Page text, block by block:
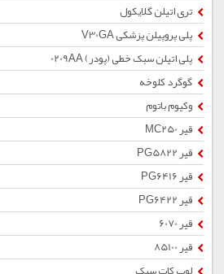
تری اتیلن گلایکول
پلی پروپیلن پزشکی V30GA
پلی اتیلن سبک خطی (پودر) 0209AA
گوگرد کلوخه
وکیوم باتوم
قیر MC250
قیر PG5822
قیر PG6416
قیر PG6422
قیر 6070
قیر 85100